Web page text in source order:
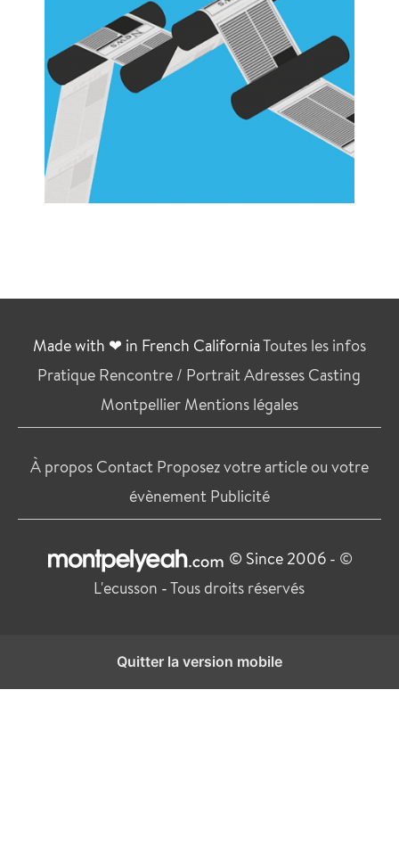
Made with ❤ in French CaliforniaToutes les infos
Pratique Rencontre / PortraitAdresses Casting
Montpellier Mentions légales
À propos Contact Proposez votre article ou votre
évènement Publicité
© Since 2006 - ©
L'ecusson -Tous droits réservés
Quitter la version mobile